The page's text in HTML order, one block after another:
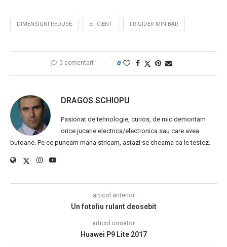
DIMENSIUNI REDUSE EFICIENT FRIGIDER MINIBAR
0 comentarii 0
DRAGOS SCHIOPU
Pasionat de tehnologie, curios, de mic demontam
orice jucarie electrica/electronica sau care avea
butoane. Pe ce puneam mana stricam, astazi se cheama ca le testez.
articol anterior
Un fotoliu rulant deosebit
articol urmator
Huawei P9 Lite 2017